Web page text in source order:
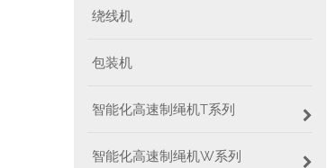
绕线机
包装机
智能化高速制绳机T系列
智能化高速制绳机W系列